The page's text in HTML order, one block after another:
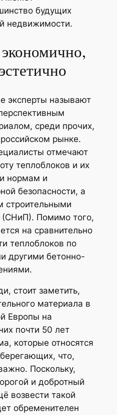
будущих
недвижимости.
эксперты называют
среди прочих,
рынке.
отмечают
теплоблоков и их
нормам и
безопасности, а
строительными
Помимо того,
на сравнительно
теплоблоков по
другими бетонно-
стоит заметить,
материала в
Европы на
почти 50 лет
которые относятся
что,
Поскольку,
и добротный
возвести такой
обременителен